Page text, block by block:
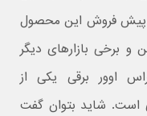
پیش فروش این محصول
در چین و برخی بازارهای دیگر
اوور برقی یکی از
است. شاید بتوان گفت